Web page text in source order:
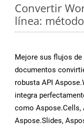
Convertir
línea:
Mejore sus flujos
documentos
robusta API
integra
como Aspose.Cells,
Aspose.Slides,